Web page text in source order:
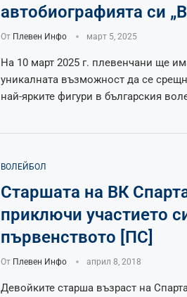
автобиографията си
От Плевен Инфо март 5, 2025
На 10 март 2025 г. плевенчани ще
уникалната възможност да се
най-ярките фигури в българския
ВОЛЕЙБОЛ
Старшата на ВК
приключи участието
първенството [ПС]
От Плевен Инфо април 8, 2018
Девойките старша възраст на